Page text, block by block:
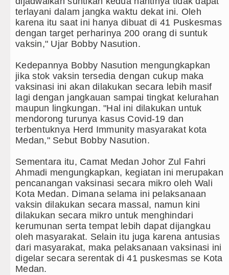
terlayani dalam jangka waktu dekat ini. Oleh
karena itu saat ini hanya dibuat di 41 Puskesmas
dengan target perharinya 200 orang di suntuk
vaksin," Ujar Bobby Nasution.
Kedepannya Bobby Nasution mengungkapkan
jika stok vaksin tersedia dengan cukup maka
vaksinasi ini akan dilakukan secara lebih masif
lagi dengan jangkauan sampai tingkat kelurahan
maupun lingkungan. "Hal ini dilakukan untuk
mendorong turunya kasus Covid-19 dan
terbentuknya Herd Immunity masyarakat kota
Medan," Sebut Bobby Nasution.
Sementara itu, Camat Medan Johor Zul Fahri
Ahmadi mengungkapkan, kegiatan ini merupakan
pencanangan vaksinasi secara mikro oleh Wali
Kota Medan. Dimana selama ini pelaksanaan
vaksin dilakukan secara massal, namun kini
dilakukan secara mikro untuk menghindari
kerumunan serta tempat lebih dapat dijangkau
oleh masyarakat. Selain itu juga karena antusias
dari masyarakat, maka pelaksanaan vaksinasi ini
digelar secara serentak di 41 puskesmas se Kota
Medan.